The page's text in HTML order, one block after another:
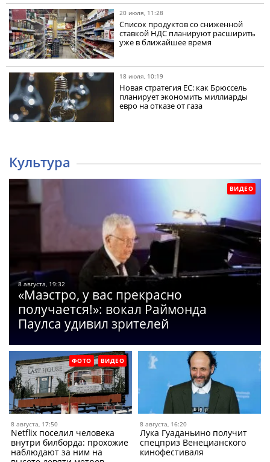
20 июля, 11:28
Список продуктов со сниженной
ставкой НДС планируют расширить
уже в ближайшее время
18 июля, 10:19
Новая стратегия ЕС: как Брюссель
планирует экономить миллиарды
евро на отказе от газа
Культура
ВИДЕО
8 августа, 19:32
«Маэстро, у вас прекрасно
получается!»: вокал Раймонда
Паулса удивил зрителей
ФОТО ВИДЕО
8 августа, 17:50
Netflix поселил человека
внутри билборда: прохожие
наблюдают за ним на
8 августа, 16:20
Лука Гуаданьино получит
спецприз Венецианского
кинофестиваля